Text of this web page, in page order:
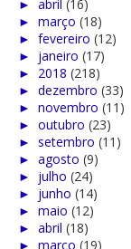
► abril (16)
► março (18)
► fevereiro (12)
► janeiro (17)
► 2018 (218)
► dezembro (33)
► novembro (11)
► outubro (23)
► setembro (11)
► agosto (9)
► julho (24)
► junho (14)
► maio (12)
► abril (18)
► março (19)